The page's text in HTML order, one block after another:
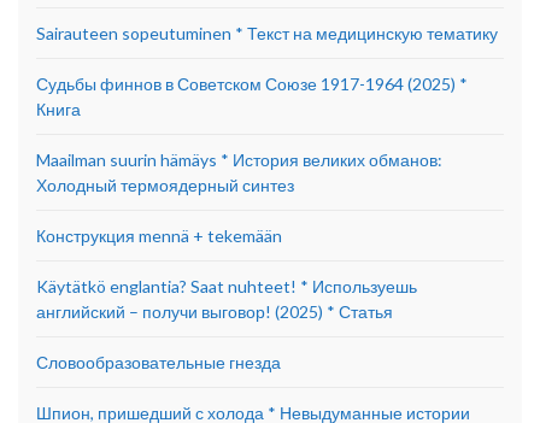
Sairauteen sopeutuminen * Текст на медицинскую тематику
Судьбы финнов в Советском Союзе 1917-1964 (2025) *
Книга
Maailman suurin hämäys * История великих обманов:
Холодный термоядерный синтез
Конструкция mennä + tekemään
Käytätkö englantia? Saat nuhteet! * Используешь
английский – получи выговор! (2025) * Статья
Словообразовательные гнезда
Шпион, пришедший с холода * Невыдуманные истории